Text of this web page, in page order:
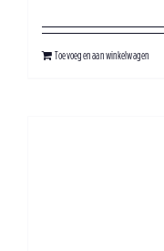
Toevoegen aan winkelwagen